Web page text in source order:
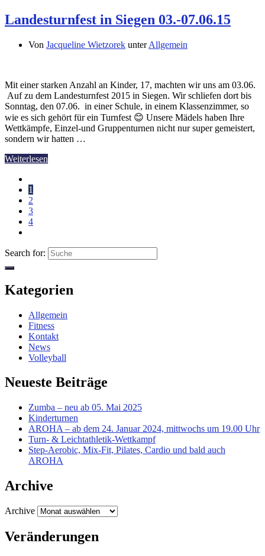
Landesturnfest in Siegen 03.-07.06.15
Von Jacqueline Wietzorek unterAllgemein
Mit einer starken Anzahl an Kinder, 17, machten wir uns am 03.06.
Auf zu dem Landesturnfest 2015 in Siegen. Wir schliefen dort bis
Sonntag, den 07.06. in einer Schule, in einem Klassenzimmer, so
wie es sich gehört für ein Turnfest 😊 Unsere Mädels haben Ihre
Wettkämpfe, Einzel-und Gruppenturnen nicht nur super gemeistert,
sondern wir hatten …
Weiterlesen
1
2
3
4
Search for:
Kategorien
Allgemein
Fitness
Kontakt
News
Volleyball
Neueste Beiträge
Zumba – neu ab 05. Mai 2025
Kinderturnen
AROHA – ab dem 24. Januar 2024, mittwochs um 19.00 Uhr
Turn- & Leichtathletik-Wettkampf
Step-Aerobic, Mix-Fit, Pilates, Cardio und bald auch
AROHA
Archive
Archive
Veränderungen